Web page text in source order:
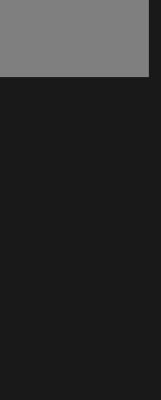
en nueva ventana)
nueva ventana)